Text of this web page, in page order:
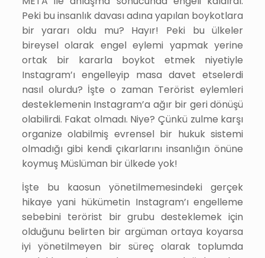
Peki bu insanlık davası adına yapılan boykotlara
bir yararı oldu mu? Hayır! Peki bu ülkeler
bireysel olarak engel eylemi yapmak yerine
ortak bir kararla boykot etmek niyetiyle
Instagram’ı engelleyip masa davet etselerdi
nasıl olurdu? İşte o zaman Terörist eylemleri
desteklemenin Instagram’a ağır bir geri dönüşü
olabilirdi. Fakat olmadı. Niye? Çünkü zulme karşı
organize olabilmiş evrensel bir hukuk sistemi
olmadığı gibi kendi çıkarlarını insanlığın önüne
koymuş Müslüman bir ülkede yok!
İşte bu kaosun yönetilmemesindeki gerçek
hikaye yani hükümetin Instagram’ı engelleme
sebebini terörist bir grubu desteklemek için
olduğunu belirten bir argüman ortaya koyarsa
iyi yönetilmeyen bir süreç olarak toplumda